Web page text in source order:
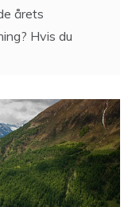
årets
Hvis du